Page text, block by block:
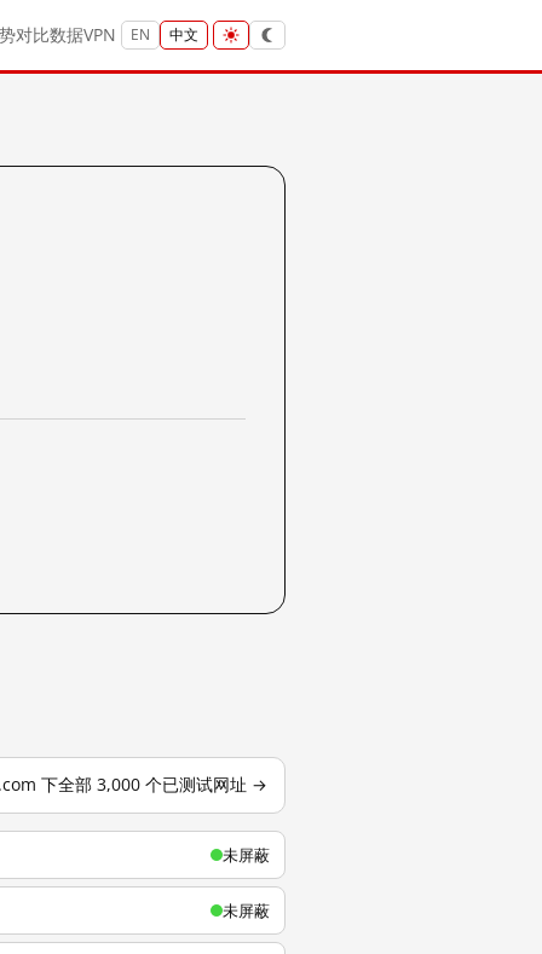
对比数据VPN EN 中文
下全部 3,000 个已测试网址 →
未屏蔽
未屏蔽